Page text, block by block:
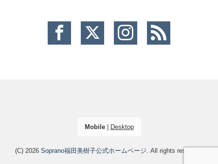
Mobile| Desktop
(C) 2026 Soprano福田美樹子公式ホームページ. All rights reserved.